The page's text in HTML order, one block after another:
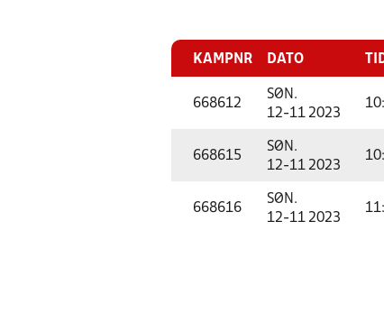
KAMPNR DATO
668612
SØN.
12-11 2023
668615
SØN.
12-11 2023
668616
SØN.
12-11 2023